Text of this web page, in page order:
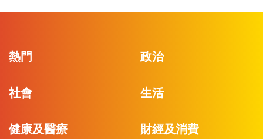
熱門 政治
社會 生活
健康及醫療 財經及消費